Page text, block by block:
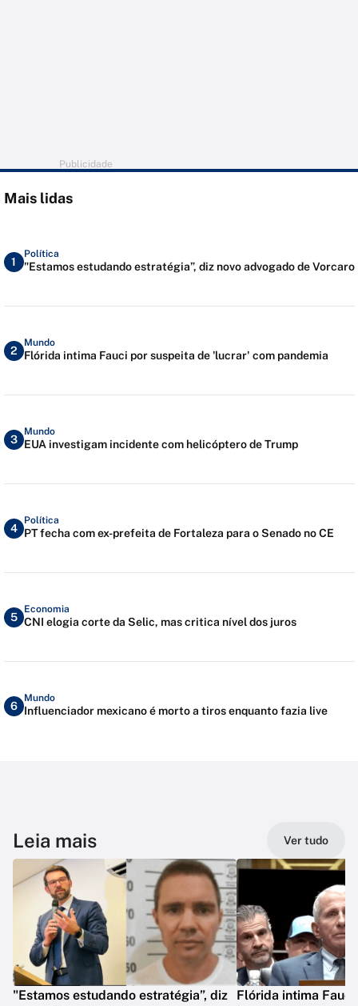
Publicidade
Mais lidas
1
Política
"Estamos estudando estratégia”, diz novo advogado de Vorcaro
2
Mundo
Flórida intima Fauci por suspeita de 'lucrar' com pandemia
3
Mundo
EUA investigam incidente com helicóptero de Trump
4
Política
PT fecha com ex-prefeita de Fortaleza para o Senado no CE
5
Economia
CNI elogia corte da Selic, mas critica nível dos juros
6
Mundo
Influenciador mexicano é morto a tiros enquanto fazia live
Leia mais Ver tudo
"Estamos estudando estratégia”, diz
Flórida intima